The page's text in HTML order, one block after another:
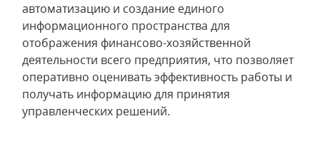
автоматизацию и создание единого
информационного пространства для
отображения финансово-хозяйственной
деятельности всего предприятия, что позволяет
оперативно оценивать эффективность работы и
получать информацию для принятия
управленческих решений.